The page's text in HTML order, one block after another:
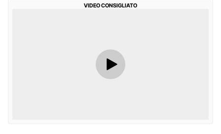
VIDEO CONSIGLIATO